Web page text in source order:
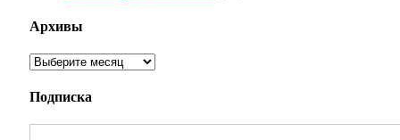
Архивы
Архивы
Подписка